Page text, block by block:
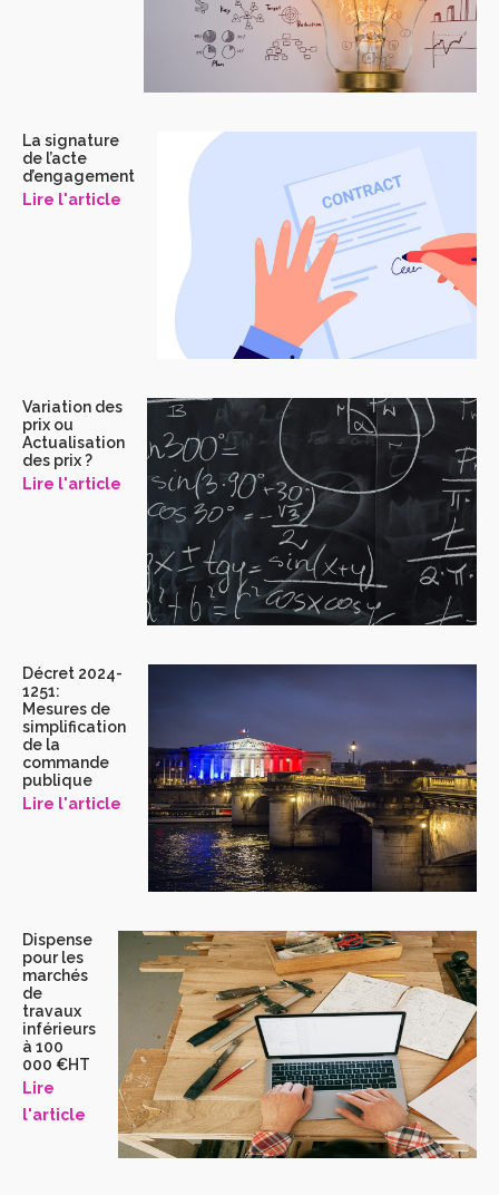
La signature
de l’acte
d’engagement
Lire l'article
Variation des
prix ou
Actualisation
des prix ?
Lire l'article
Décret 2024-
1251:
Mesures de
simplification
de la
commande
publique
Lire l'article
Dispense
pour les
marchés
de
travaux
inférieurs
à 100
000 €HT
Lire
l'article